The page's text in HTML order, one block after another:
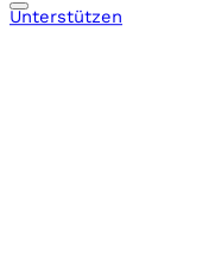
Unterstützen